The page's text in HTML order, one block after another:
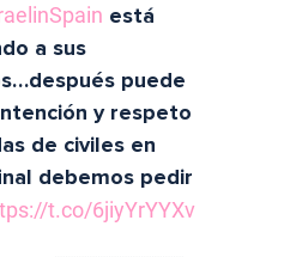
está
a sus
puede
y respeto
de civiles en
debemos pedir
t.co/6jiyYrYYXv